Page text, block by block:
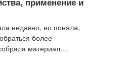
недавно, но поняла,
более
материал....